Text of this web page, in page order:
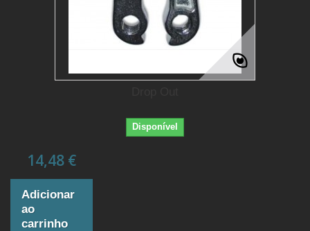
Disponível
14,48 €
Adicionar
ao
carrinho